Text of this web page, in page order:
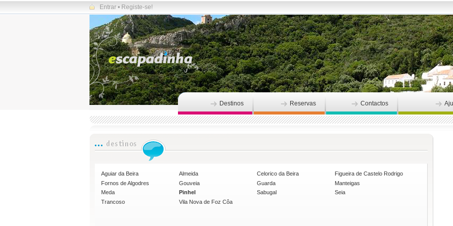
Entrar • Registe-se!
Destinos Reservas Contactos
Aguiar da Beira Almeida Celorico da Beira
Figueira de Castelo Rodrigo
Fornos de Algodres
Gouveia Guarda
Manteigas
Meda
Pinhel Sabugal
Seia
Trancoso
Vila Nova de Foz Côa